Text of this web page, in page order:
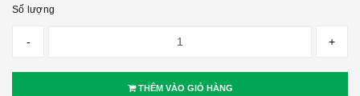
Số lượng
- +
THÊM VÀO GIỎ HÀNG